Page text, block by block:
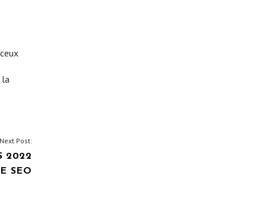
la
Next Post:
2022
SEO